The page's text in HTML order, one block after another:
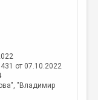
от 07.10.2022
"Владимир